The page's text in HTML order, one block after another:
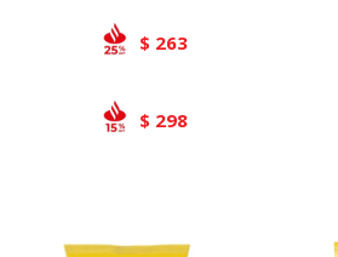
$ 263
$ 298